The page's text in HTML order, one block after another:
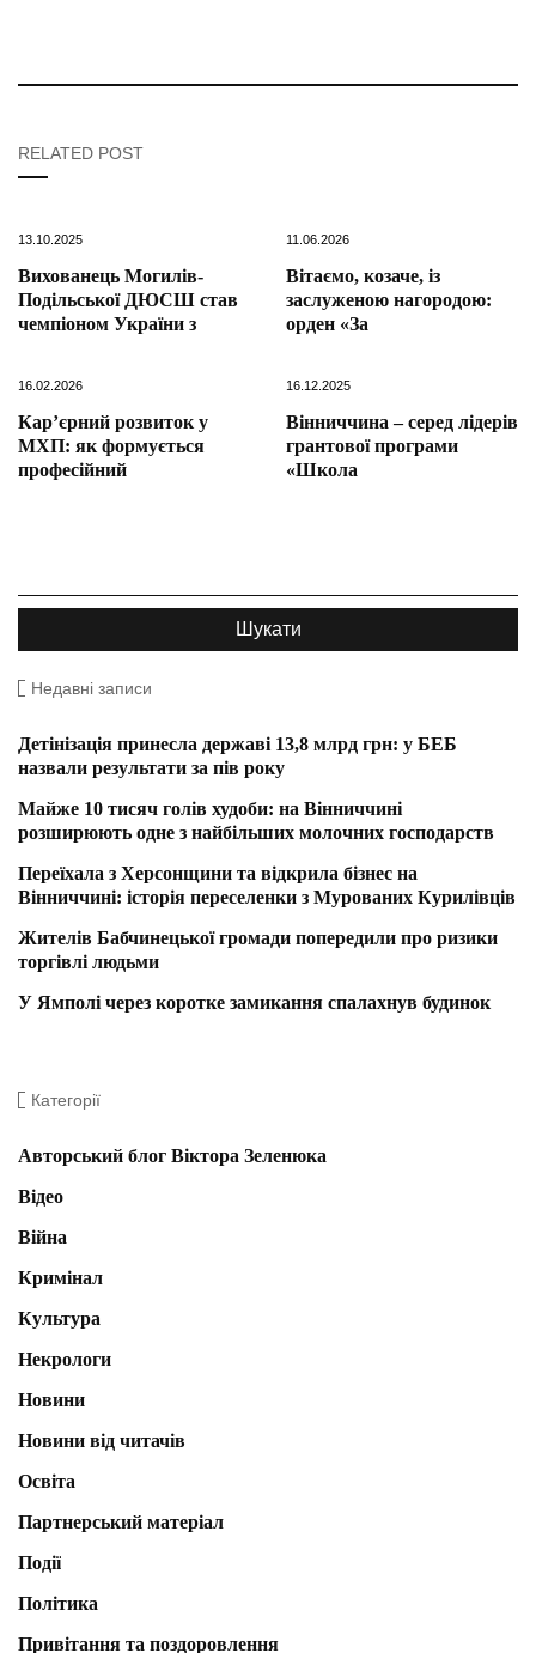
RELATED POST
13.10.2025
Вихованець Могилів-
Подільської ДЮСШ став
чемпіоном України з
11.06.2026
Вітаємо, козаче, із
заслуженою нагородою:
орден «За
16.02.2026
Кар’єрний розвиток у
МХП: як формується
професійний
16.12.2025
Вінниччина – серед лідерів
грантової програми
«Школа
Недавні записи
Детінізація принесла державі 13,8 млрд грн: у БЕБ
назвали результати за пів року
Майже 10 тисяч голів худоби: на Вінниччині
розширюють одне з найбільших молочних господарств
Переїхала з Херсонщини та відкрила бізнес на
Вінниччині: історія переселенки з Мурованих Курилівців
Жителів Бабчинецької громади попередили про ризики
торгівлі людьми
У Ямполі через коротке замикання спалахнув будинок
Категорії
Авторський блог Віктора Зеленюка
Відео
Війна
Кримінал
Культура
Некрологи
Новини
Новини від читачів
Освіта
Партнерський матеріал
Події
Політика
Привітання та поздоровлення